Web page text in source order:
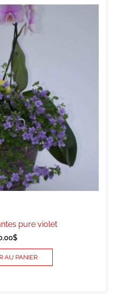
pure violet
$
AU PANIER